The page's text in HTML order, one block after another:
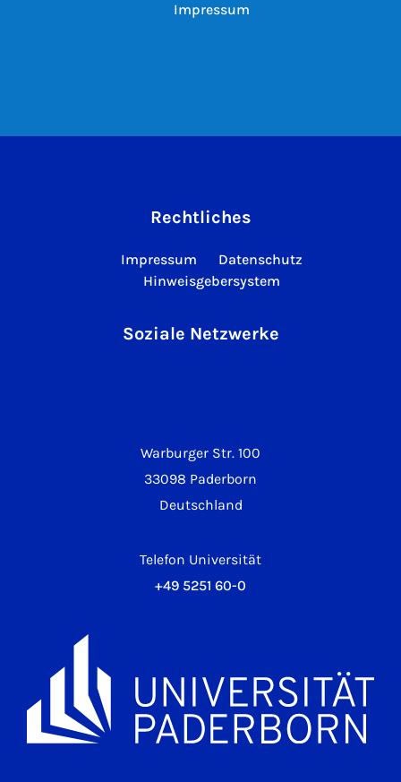
Impressum
Warburger Str. 100
33098 Paderborn
Deutschland
Telefon Universität
+49 5251 60-0
Rechtliches
Impressum
Datenschutz
Hinweisgebersystem
Soziale Netzwerke